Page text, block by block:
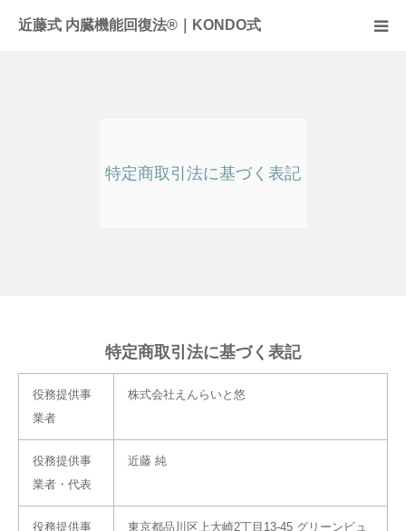
近藤式 内臓機能回復法®｜KONDO式
特定商取引法に基づく表記
特定商取引法に基づく表記
役務提供事
業者
株式会社えんらいと悠
役務提供事
業者・代表
近藤 純
役務提供事
東京都品川区上大崎2丁目13-45 グリーンビュ
施術料金
頭痛